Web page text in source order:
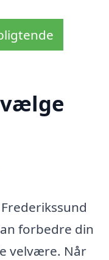
forbedre din
velvære. Når